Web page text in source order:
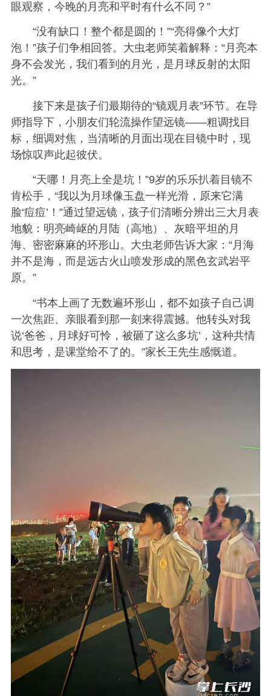
眼观察，今晚的月亮和平时有什么不同？”
“没有缺口！整个都是圆的！”“亮得像个大灯
泡！”孩子们争相回答。大虫老师笑着解释：“月亮本
身不会发光，我们看到的月光，是月球反射的太阳
光。”
接下来是孩子们最期待的“镜观月表”环节。在导
师指导下，小朋友们轮流操作望远镜——粗调找目
标，细调对焦，当清晰的月面出现在目镜中时，现
场惊叹声此起彼伏。
“天哪！月亮上全是坑！”9岁的乐乐扒着目镜不
肯松手，“我以为月球像玉盘一样光滑，原来它满
脸‘痘痘’！”通过望远镜，孩子们清晰分辨出三大月表
地貌：明亮崎岖的月陆（高地）、灰暗平坦的月
海、密密麻麻的环形山。大虫老师告诉大家：“月海
并不是海，而是远古火山喷发形成的黑色玄武岩平
原。”
“书本上画了无数遍环形山，都不如孩子自己调
一次焦距、亲眼看到那一刻来得震撼。他转头对我
说‘爸爸，月球好可怜，被砸了这么多坑’，这种共情
和思考，是课堂给不了的。”家长王先生感慨道。